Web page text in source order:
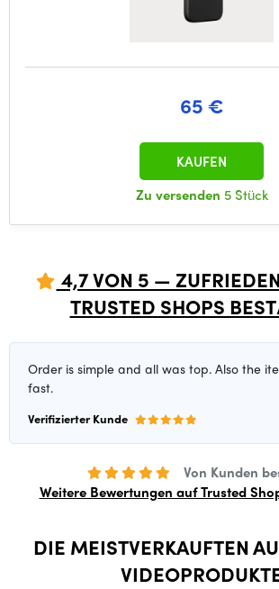
65 €
Zu versenden 5 Stück
KAUFEN
4,7 VON 5 —
TRUSTED SHOPS
Order is simple and all was top. Also the
fast.
Verifizierter Kunde
Von Kunden
Weitere Bewertungen auf Trusted
DIE MEISTVERKAUFTEN